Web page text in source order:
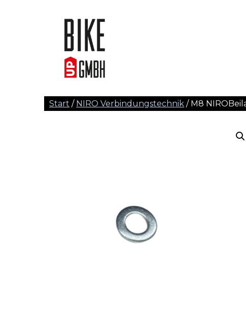
Start / NIRO Verbindungstechnik / M8